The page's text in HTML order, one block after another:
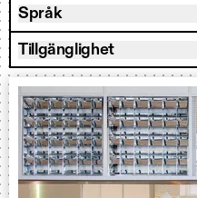
Språk
Tillgänglighet